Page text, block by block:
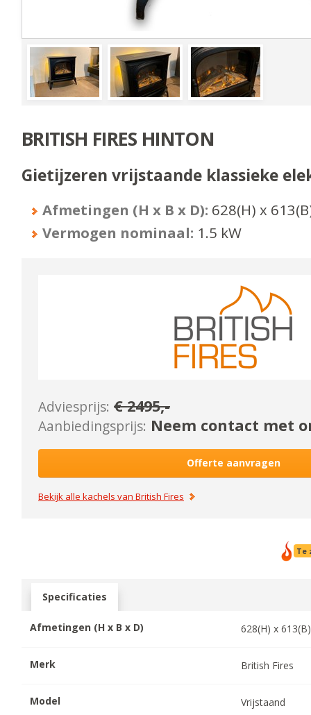
BRITISH FIRES HINTON
Gietijzeren vrijstaande klassieke
Afmetingen (H x B x D): 628(H) x 613
Vermogen nominaal: 1.5 kW
Adviesprijs: €2495,-
Aanbiedingsprijs: Neem contact met
Offerte aanvragen
Bekijk alle kachels vanBritish Fires
Te
Specificaties
Afmetingen (H x B x D) 628(H) x613
Merk British Fires
Model Vrijstaand